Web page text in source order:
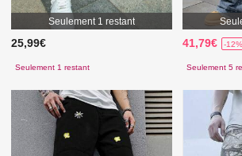
Seulement 1 restant
25,99€
Seulement 1 restant
41,79€ -12%
Seulement 5